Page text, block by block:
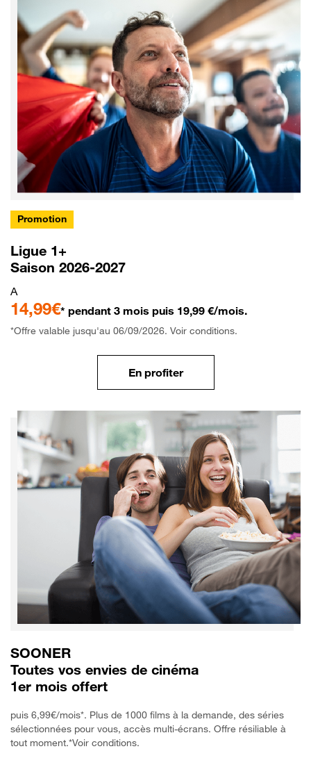
Promotion
Ligue 1+
Saison 2026-2027
A
14,99€* pendant 3 mois puis 19,99 €/mois.
*Offre valable jusqu'au 06/09/2026. Voir conditions.
En profiter
SOONER
Toutes vos envies de cinéma
1er mois offert
puis 6,99€/mois*. Plus de 1000 films à la demande, des séries
sélectionnées pour vous, accès multi-écrans. Offre résiliable à
tout moment.*Voir conditions.